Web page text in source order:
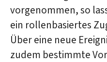
vorgenommen, so
ein rollenbasiertes
Über eine neue
zudem bestimmte